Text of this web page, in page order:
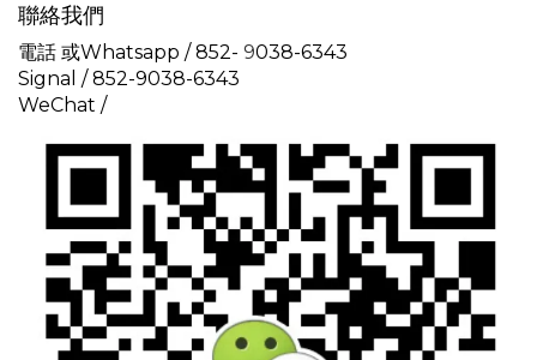
聯絡我們
電話 或Whatsapp / 852- 9038-6343
Signal /852-9038-6343
WeChat /